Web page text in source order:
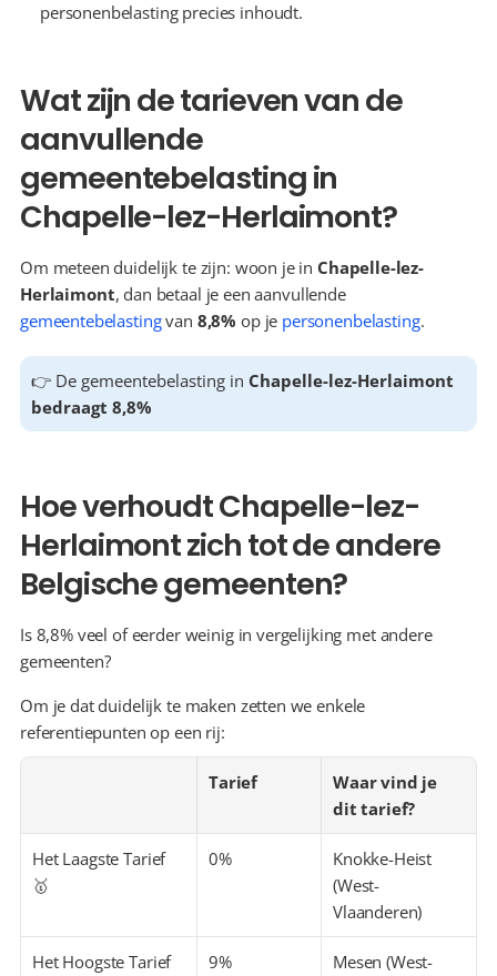
personenbelasting precies inhoudt.
Wat zijn de tarieven van de
aanvullende
gemeentebelasting in
Chapelle-lez-Herlaimont?
Om meteen duidelijk te zijn: woon je in Chapelle-lez-
Herlaimont
, dan betaal je een aanvullende
gemeentebelasting van 8,8% op je personenbelasting.
👉 De gemeentebelasting in Chapelle-lez-Herlaimont
bedraagt 8,8%
Hoe verhoudt Chapelle-lez-
Herlaimont zich tot de andere
Belgische gemeenten?
Is 8,8% veel of eerder weinig in vergelijking met andere
gemeenten?
Om je dat duidelijk te maken zetten we enkele
referentiepunten op een rij:
Tarief
Waar vind je
dit tarief?
Het Laagste Tarief
🥇
0%
Knokke-Heist
(West-
Vlaanderen)
Het Hoogste Tarief
9%
Mesen (West-